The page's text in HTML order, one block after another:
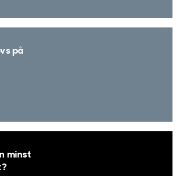
på
minst